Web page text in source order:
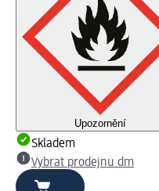
Upozornění
Skladem
Vybrat prodejnu dm